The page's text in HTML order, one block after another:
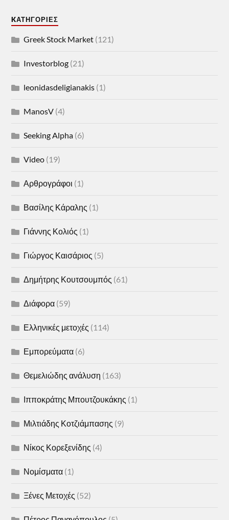
KΑΤΗΓΟΡΊΕΣ
Greek Stock Market (121)
Investorblog (21)
leonidasdeligianakis (1)
ManosV (4)
Seeking Alpha (6)
Video (19)
Αρθρογράφοι (1)
Βασίλης Κάραλης (1)
Γιάννης Κολιός (1)
Γιώργος Καισάριος (5)
Δημήτρης Κουτσουμπός (61)
Διάφορα (59)
Ελληνικές μετοχές (114)
Εμπορεύματα (6)
Θεμελιώδης ανάλυση (163)
Ιπποκράτης Μπουτζουκάκης (1)
Μιλτιάδης Κοτζιάμπασης (9)
Νίκος Κορεξενίδης (4)
Νομίσματα (1)
Ξένες Μετοχές (52)